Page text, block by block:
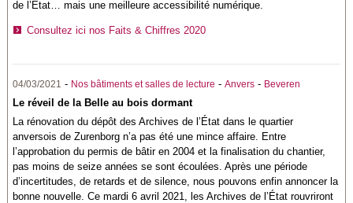
de l’État… mais une meilleure accessibilité numérique.
Consultez ici nos Faits & Chiffres 2020
04/03/2021 - Nos bâtiments et salles de lecture -Anvers - Beveren
Le réveil de la Belle au bois dormant
La rénovation du dépôt des Archives de l’État dans le quartier
anversois de Zurenborg n’a pas été une mince affaire. Entre
l’approbation du permis de bâtir en 2004 et la finalisation du chantier,
pas moins de seize années se sont écoulées. Après une période
d’incertitudes, de retards et de silence, nous pouvons enfin annoncer la
bonne nouvelle. Ce mardi 6 avril 2021, les Archives de l’État rouvriront